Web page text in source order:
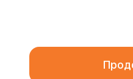
аналитических сервисов
конфиденциальности